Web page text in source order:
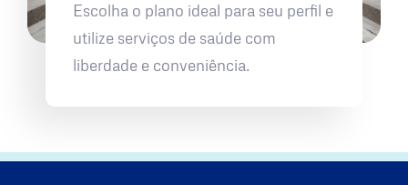
Escolha o plano ideal para seu perfil e
utilize serviços de saúde com
liberdade e conveniência.